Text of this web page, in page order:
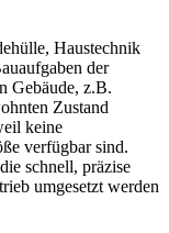
Haustechnik
der
Gebäude, z.B.
Zustand
keine
verfügbar sind.
schnell, präzise
umgesetzt werden